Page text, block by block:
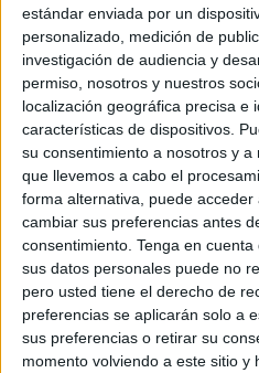
estándar enviada por un
personalizado, medición de
investigación de audiencia y
permiso, nosotros y nuestros
localización geográfica precisa e
características de dispositivos.
su consentimiento a nosotros y
que llevemos a cabo el
forma alternativa, puede
cambiar sus preferencias antes
consentimiento. Tenga en
sus datos personales puede no
pero usted tiene el derecho de
preferencias se aplicarán solo a
sus preferencias o retirar su
momento volviendo a este sitio y
Al preguntarle si nos puede
más vendidos, el librero